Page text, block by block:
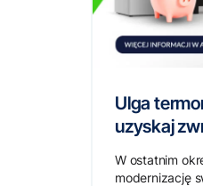
Ulga
uzyskaj
W ostatnim
modernizację